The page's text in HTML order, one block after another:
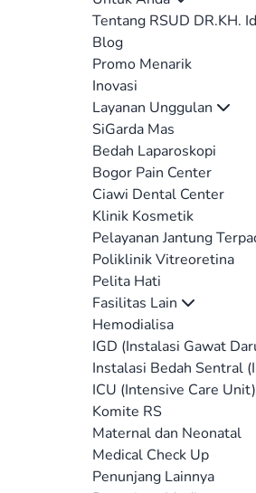
Tentang RSUD DR.KH.
Blog
Promo Menarik
Inovasi
Layanan Unggulan
SiGarda Mas
Bedah Laparoskopi
Bogor Pain Center
Ciawi Dental Center
Klinik Kosmetik
Pelayanan Jantung
Poliklinik Vitreoretina
Pelita Hati
Fasilitas Lain
Hemodialisa
IGD (Instalasi Gawat
Instalasi Bedah Sentral
ICU (Intensive Care Unit)
Komite RS
Maternal dan Neonatal
Medical Check Up
Penunjang Lainnya